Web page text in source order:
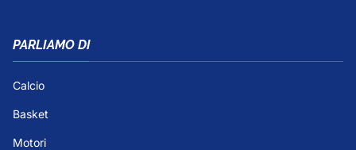
PARLIAMO DI
Calcio
Basket
Motori